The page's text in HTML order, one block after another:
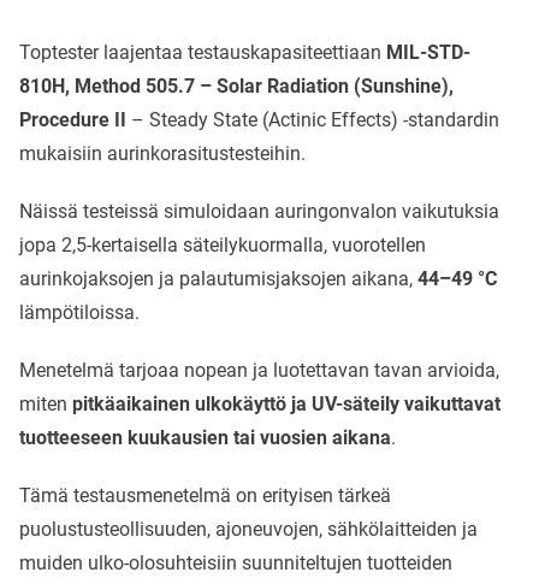
Toptester laajentaa testauskapasiteettiaan MIL-STD-
810H, Method 505.7 – Solar Radiation (Sunshine),
Procedure II – Steady State (Actinic Effects) -standardin
mukaisiin aurinkorasitustesteihin.
Näissä testeissä simuloidaan auringonvalon vaikutuksia
jopa 2,5-kertaisella säteilykuormalla, vuorotellen
aurinkojaksojen ja palautumisjaksojen aikana, 44–49 °C
lämpötiloissa.
Menetelmä tarjoaa nopean ja luotettavan tavan arvioida,
miten pitkäaikainen ulkokäyttö ja UV-säteily vaikuttavat
tuotteeseen kuukausien tai vuosien aikana.
Tämä testausmenetelmä on erityisen tärkeä
puolustusteollisuuden, ajoneuvojen, sähkölaitteiden ja
muiden ulko-olosuhteisiin suunniteltujen tuotteiden